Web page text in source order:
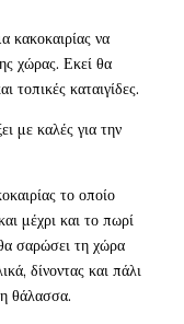
κακοκαιρίας να
χώρας. Εκεί θα
τοπικές καταιγίδες.
με καλές για την
το οποίο
μέχρι και το πωρί
σαρώσει τη χώρα
δίνοντας και πάλι
θάλασσα.